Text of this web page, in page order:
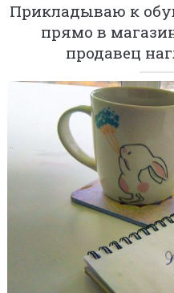
Прикладываю к
прямо в
продавец